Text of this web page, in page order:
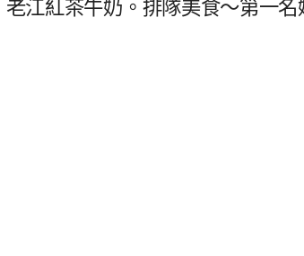
江紅茶牛奶。排隊美食～第一名